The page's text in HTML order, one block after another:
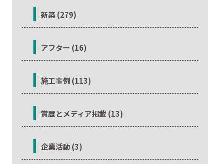
新築 (279)
アフター (16)
施工事例 (113)
賞歴とメディア掲載 (13)
企業活動 (3)